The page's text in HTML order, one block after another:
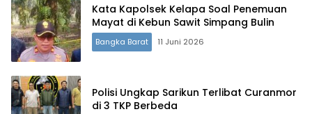
Kata Kapolsek Kelapa Soal Penemuan
Mayat di Kebun Sawit Simpang Bulin
Bangka Barat 11 Juni 2026
Polisi Ungkap Sarikun Terlibat Curanmor
di 3 TKP Berbeda